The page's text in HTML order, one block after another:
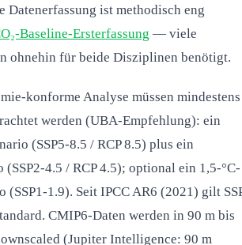
Datenerfassung ist methodisch eng
Baseline-Ersterfassung — viele
ohnehin für beide Disziplinen benötigt.
konforme Analyse müssen mindestens
werden (UBA-Empfehlung): ein
(SSP5-8.5 / RCP 8.5) plus ein
(SSP2-4.5 / RCP 4.5); optional ein 1,5-°C-
(SSP1-1.9). Seit IPCC AR6 (2021) gilt
CMIP6-Daten werden in 90 m bis
(Jupiter Intelligence: 90 m